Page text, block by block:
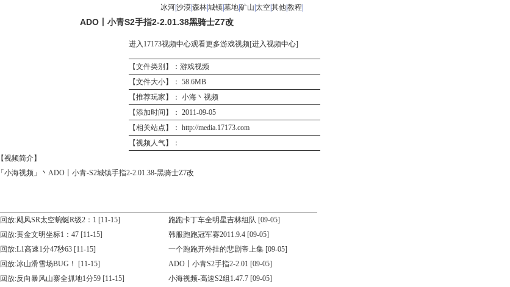
冰河沙漠森林城镇墓地矿山 太空其他教程
ADO丨小青S2手指2-2.01.38黑骑士Z7改
进入17173视频中心观看更多游戏视频[进入视频中心]
【文件类别】：游戏视频
【文件大小】： 58.6MB
【推荐玩家】： 小海丶视频
【添加时间】： 2011-09-05
【相关站点】： http://media.17173.com
【视频人气】：
【视频简介】
「小海视频」丶ADO丨小青-S2城镇手指2-2.01.38-黑骑士Z7改
回放:飓风SR太空蜿蜒R级2：1 [11-15]
回放:黄金文明坐标1：47 [11-15]
回放:L1高速1分47秒63 [11-15]
回放:冰山滑雪场BUG！
[11-15]
回放:反向暴风山寨全抓地1分59 [11-15]
跑跑卡丁车全明星吉林组队 [09-05]
韩服跑跑冠军赛2011.9.4 [09-05]
一个跑跑开外挂的悲剧帝上集 [09-05]
ADO丨小青S2手指2-2.01 [09-05]
小海视频-高速S2组1.47.7 [09-05]